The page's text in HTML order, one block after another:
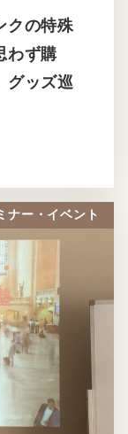
クの特殊
わず購
グッズ巡
ナー・イベント